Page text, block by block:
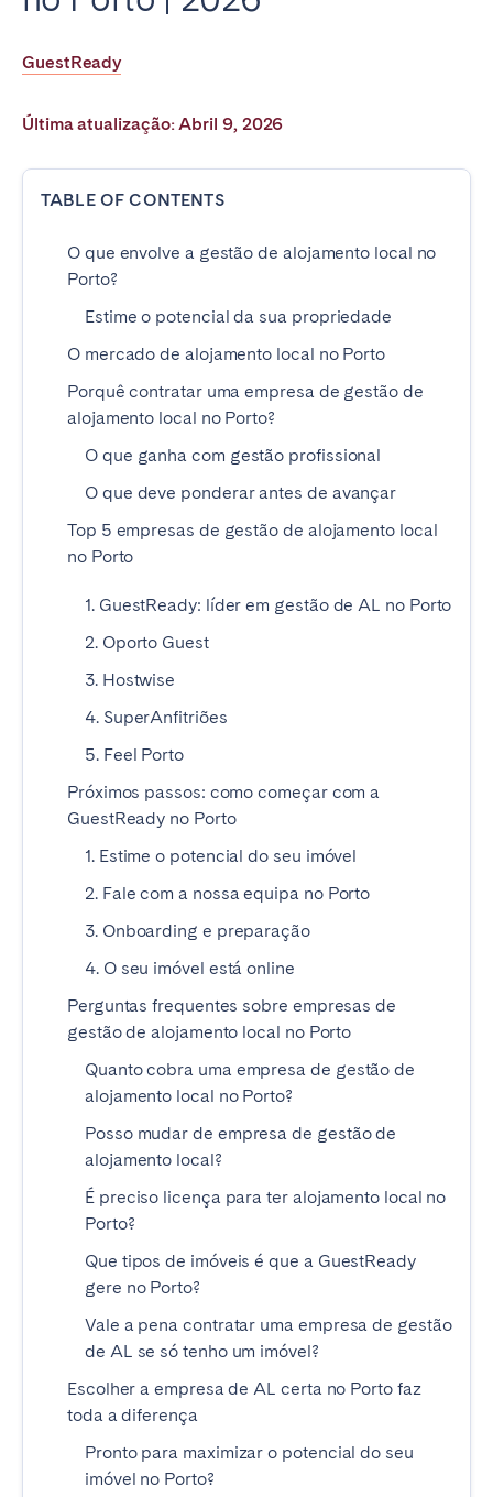
GuestReady
Última atualização: Abril 9, 2026
TABLE OF CONTENTS
O que envolve a gestão de alojamento local no
Porto?
Estime o potencial da sua propriedade
O mercado de alojamento local no Porto
Porquê contratar uma empresa de gestão de
alojamento local no Porto?
O que ganha com gestão profissional
O que deve ponderar antes de avançar
Top 5 empresas de gestão de alojamento local
no Porto
1. GuestReady: líder em gestão de AL no Porto
2. Oporto Guest
3. Hostwise
4. SuperAnfitriões
5. Feel Porto
Próximos passos: como começar com a
GuestReady no Porto
1. Estime o potencial do seu imóvel
2. Fale com a nossa equipa no Porto
3. Onboarding e preparação
4. O seu imóvel está online
Perguntas frequentes sobre empresas de
gestão de alojamento local no Porto
Quanto cobra uma empresa de gestão de
alojamento local no Porto?
Posso mudar de empresa de gestão de
alojamento local?
É preciso licença para ter alojamento local no
Porto?
Que tipos de imóveis é que a GuestReady
gere no Porto?
Vale a pena contratar uma empresa de gestão
de AL se só tenho um imóvel?
Escolher a empresa de AL certa no Porto faz
toda a diferença
Pronto para maximizar o potencial do seu
imóvel no Porto?
Poitiers
Réunion
Strasbourg
Dublin
SAUDI ARABIA
SPAIN
Marbella
Salamanca
Zaragoza
Seville
CANARY ISLANDS
El Hierro
Fuerteventura
Gran Canaria
La Gomera
La Palma
Lanzarote
Tenerife
SWITZERLAND
Zürich
UNITED ARAB EMIRATES
UNITED KINGDOM
Birmingham